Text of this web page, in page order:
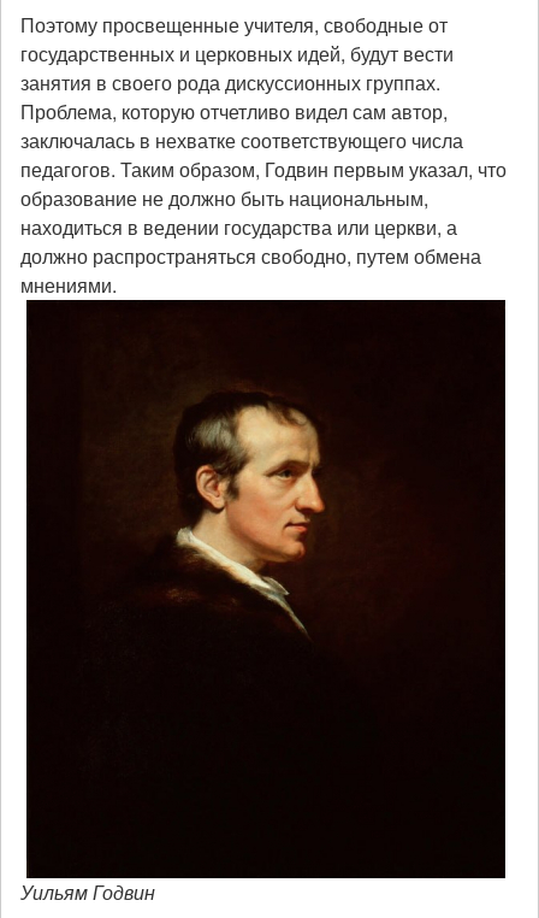
Поэтому просвещенные учителя, свободные от
государственных и церковных идей, будут вести
занятия в своего рода дискуссионных группах.
Проблема, которую отчетливо видел сам автор,
заключалась в нехватке соответствующего числа
педагогов. Таким образом, Годвин первым указал, что
образование не должно быть национальным,
находиться в ведении государства или церкви, а
должно распространяться свободно, путем обмена
мнениями.
Уильям Годвин